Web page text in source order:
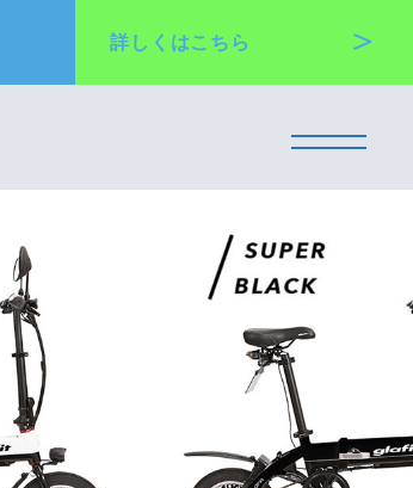
詳しくはこちら